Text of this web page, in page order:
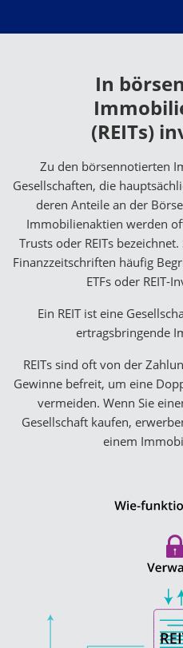
In
(REITs)
Zu den börsennotierten
Gesellschaften, die
deren Anteile an der
Immobilienaktien werden
Trusts oder REITs
Finanzzeitschriften häufig
ETFs oder REIT-
Ein REIT ist eine
ertragsbringende
REITs sind oft von der
Gewinne befreit, um eine
vermeiden. Wenn Sie
Gesellschaft kaufen,
einem